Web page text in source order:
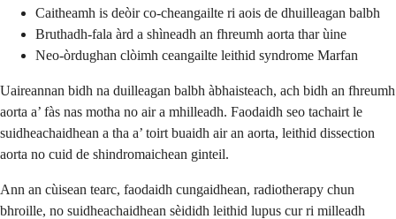
Caitheamh is deòir co-cheangailte ri aois de dhuilleagan balbh
Bruthadh-fala àrd a shìneadh an fhreumh aorta thar ùine
Neo-òrdughan clòimh ceangailte leithid syndrome Marfan
Uaireannan bidh na duilleagan balbh àbhaisteach, ach bidh an fhreumh
aorta a’ fàs nas motha no air a mhilleadh. Faodaidh seo tachairt le
suidheachaidhean a tha a’ toirt buaidh air an aorta, leithid dissection
aorta no cuid de shindromaichean ginteil.
Ann an cùisean tearc, faodaidh cungaidhean, radiotherapy chun
bhroille, no suidheachaidhean sèididh leithid lupus cur ri milleadh